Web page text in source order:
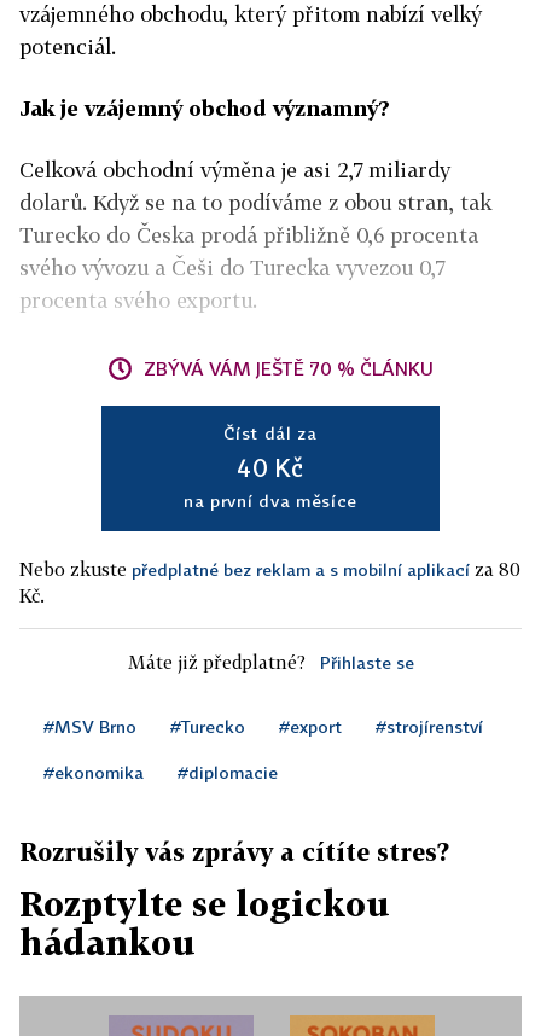
vzájemného obchodu, který přitom nabízí velký
potenciál.
Jak je vzájemný obchod významný?
Celková obchodní výměna je asi 2,7 miliardy
dolarů. Když se na to podíváme z obou stran, tak
Turecko do Česka prodá přibližně 0,6 procenta
svého vývozu a Češi do Turecka vyvezou 0,7
procenta svého exportu.
ZBÝVÁ VÁM JEŠTĚ 70 % ČLÁNKU
Číst dál za
40 Kč
na první dva měsíce
Nebo zkuste předplatné bez reklam a s mobilní aplikací za 80
Kč.
Máte již předplatné? Přihlaste se
#MSV Brno #Turecko #export #strojírenství
#ekonomika #diplomacie
Rozrušily vás zprávy a cítíte stres?
Rozptylte se logickou
hádankou